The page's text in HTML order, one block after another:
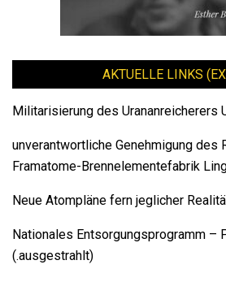
AKTUELLE LINKS
Militarisierung des Urananreicherers
unverantwortliche Genehmigung des
Framatome-Brennelementefabrik
Neue Atompläne fern jeglicher
Nationales Entsorgungsprogramm –
(.ausgestrahlt)